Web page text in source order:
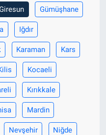
Gümüşhane
Iğdır
Karaman Kars
Kocaeli
Kırıkkale
Mardin
Nevşehir Niğde